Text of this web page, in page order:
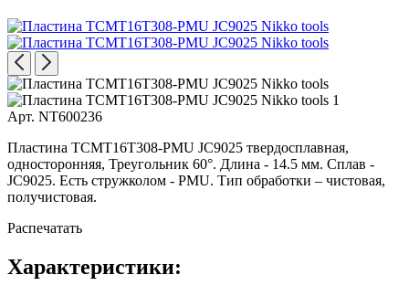
Арт. NT600236
Пластина TCMT16T308-PMU JC9025 твердосплавная,
односторонняя, Треугольник 60°. Длина - 14.5 мм. Сплав -
JC9025. Есть стружколом - PMU. Тип обработки – чистовая,
получистовая.
Распечатать
Характеристики: